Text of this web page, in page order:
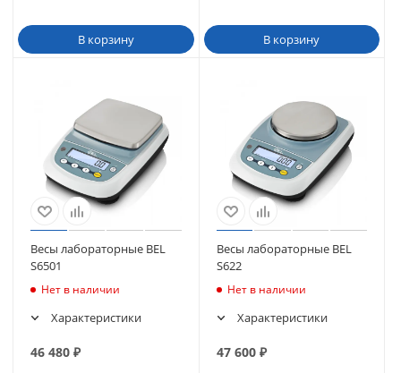
В корзину В корзину
Весы лабораторные BEL
S6501
Нет в наличии
Характеристики
46 480 ₽
Весы лабораторные BEL
S622
Нет в наличии
Характеристики
47 600₽